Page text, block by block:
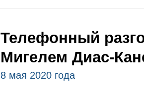
Телефонный
Мигелем Диас-
8 мая 2020 года